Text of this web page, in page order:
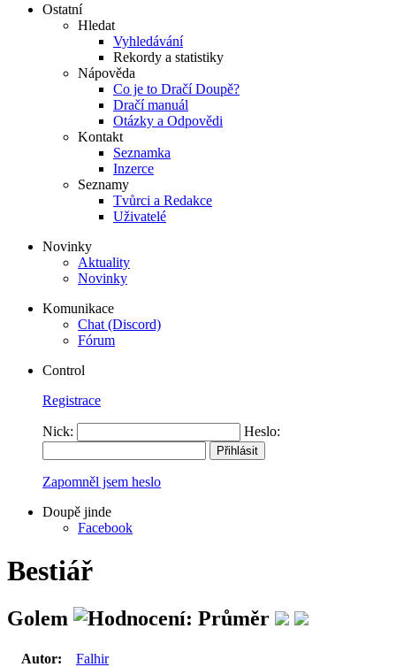
Ostatní
Hledat
Vyhledávání
Rekordy a statistiky
Nápověda
Co je to Dračí Doupě?
Dračí manuál
Otázky a Odpovědi
Kontakt
Seznamka
Inzerce
Seznamy
Tvůrci a Redakce
Uživatelé
Novinky
Aktuality
Novinky
Komunikace
Chat (Discord)
Fórum
Control
Registrace
Nick: Heslo:
Zapomněl jsem heslo
Doupě jinde
Facebook
Bestiář
Golem
Autor:
Falhir